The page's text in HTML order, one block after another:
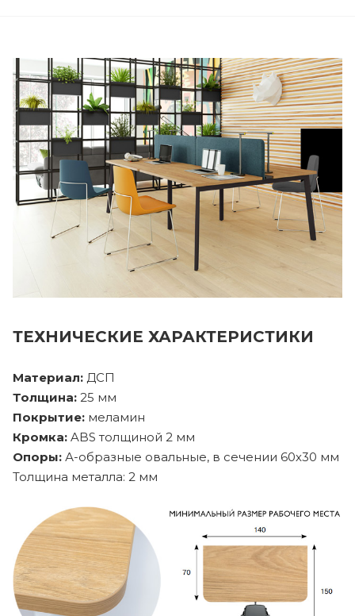
ТЕХНИЧЕСКИЕ ХАРАКТЕРИСТИКИ
Материал: ДСП
Толщина: 25 мм
Покрытие: меламин
Кромка: ABS толщиной 2 мм
Опоры: А-образные овальные, в сечении 60х30 мм
Толщина металла: 2 мм